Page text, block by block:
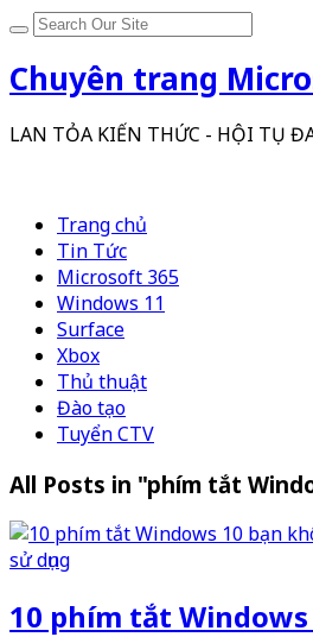
Chuyên trang
LAN TỎA KIẾN THỨC - HỘI TỤ
Trang chủ
Tin Tức
Microsoft 365
Windows 11
Surface
Xbox
Thủ thuật
Đào tạo
Tuyển CTV
All Posts in "phím tắt
10 phím tắt